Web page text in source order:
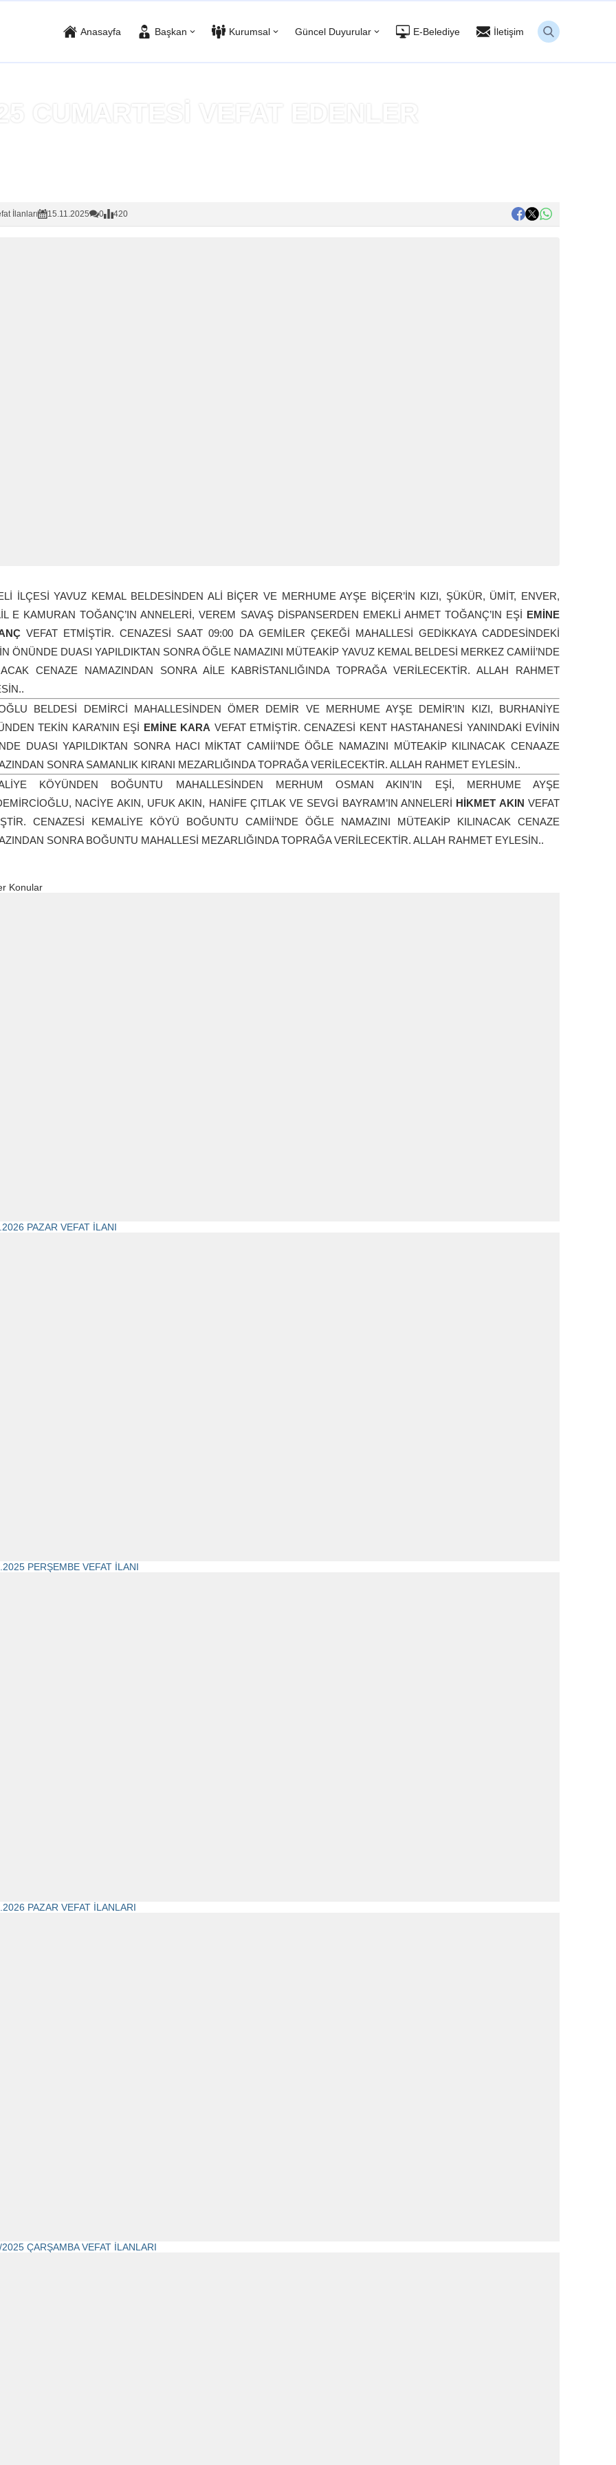
Anasayfa Başkan Kurumsal Güncel Duyurular E-Belediye İletişim
CUMARTESİ VEFAT EDENLER
İlanları 15.11.2025 0 420
İLÇESİ YAVUZ KEMAL BELDESİNDEN ALİ BİÇER VE MERHUME AYŞE BİÇER’İN KIZI, ŞÜKÜR, ÜMİT, ENVER,
E KAMURAN TOĞANÇ’IN ANNELERİ, VEREM SAVAŞ DİSPANSERDEN EMEKLİ AHMET TOĞANÇ’IN EŞİ EMİNE
VEFAT ETMİŞTİR. CENAZESİ SAAT 09:00 DA GEMİLER ÇEKEĞİ MAHALLESİ GEDİKKAYA CADDESİNDEKİ
ÖNÜNDE DUASI YAPILDIKTAN SONRA ÖĞLE NAMAZINI MÜTEAKİP YAVUZ KEMAL BELDESİ MERKEZ CAMİİ’NDE
CENAZE NAMAZINDAN SONRA AİLE KABRİSTANLIĞINDA TOPRAĞA VERİLECEKTİR. ALLAH RAHMET
BELDESİ DEMİRCİ MAHALLESİNDEN ÖMER DEMİR VE MERHUME AYŞE DEMİR’IN KIZI, BURHANİYE
TEKİN KARA’NIN EŞİ EMİNE KARA VEFAT ETMİŞTİR. CENAZESİ KENT HASTAHANESİ YANINDAKİ EVİNİN
DUASI YAPILDIKTAN SONRA HACI MİKTAT CAMİİ’NDE ÖĞLE NAMAZINI MÜTEAKİP KILINACAK CENAAZE
SONRA SAMANLIK KIRANI MEZARLIĞINDA TOPRAĞA VERİLECEKTİR. ALLAH RAHMET EYLESİN..
KÖYÜNDEN BOĞUNTU MAHALLESİNDEN MERHUM OSMAN AKIN’IN EŞİ, MERHUME AYŞE
NACİYE AKIN, UFUK AKIN, HANİFE ÇITLAK VE SEVGİ BAYRAM’IN ANNELERİ HİKMET AKINVEFAT
CENAZESİ KEMALİYE KÖYÜ BOĞUNTU CAMİİ’NDE ÖĞLE NAMAZINI MÜTEAKİP KILINACAK CENAZE
SONRA BOĞUNTU MAHALLESİ MEZARLIĞINDA TOPRAĞA VERİLECEKTİR. ALLAH RAHMET EYLESİN..
Konular
PAZAR VEFAT İLANI
PERŞEMBE VEFAT İLANI
PAZAR VEFAT İLANLARI
ÇARŞAMBA VEFAT İLANLARI